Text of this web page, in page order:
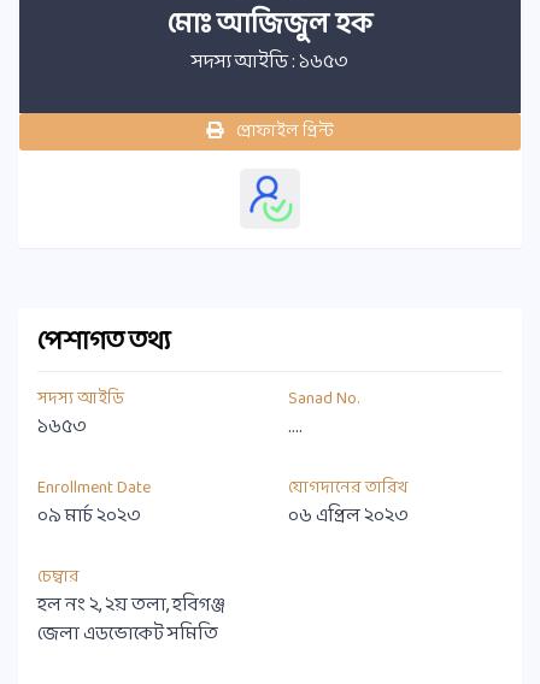
মোঃ আজিজুল হক
সদস্য আইডি : ১৬৫৩
প্রোফাইল প্রিন্ট
পেশাগত তথ্য
সদস্য আইডি
১৬৫৩
Sanad No.
....
Enrollment Date
০৯ মার্চ ২০২৩
যোগদানের তারিখ
০৬ এপ্রিল ২০২৩
চেম্বার
হল নং ২, ২য় তলা, হবিগঞ্জ
জেলা এডভোকেট সমিতি